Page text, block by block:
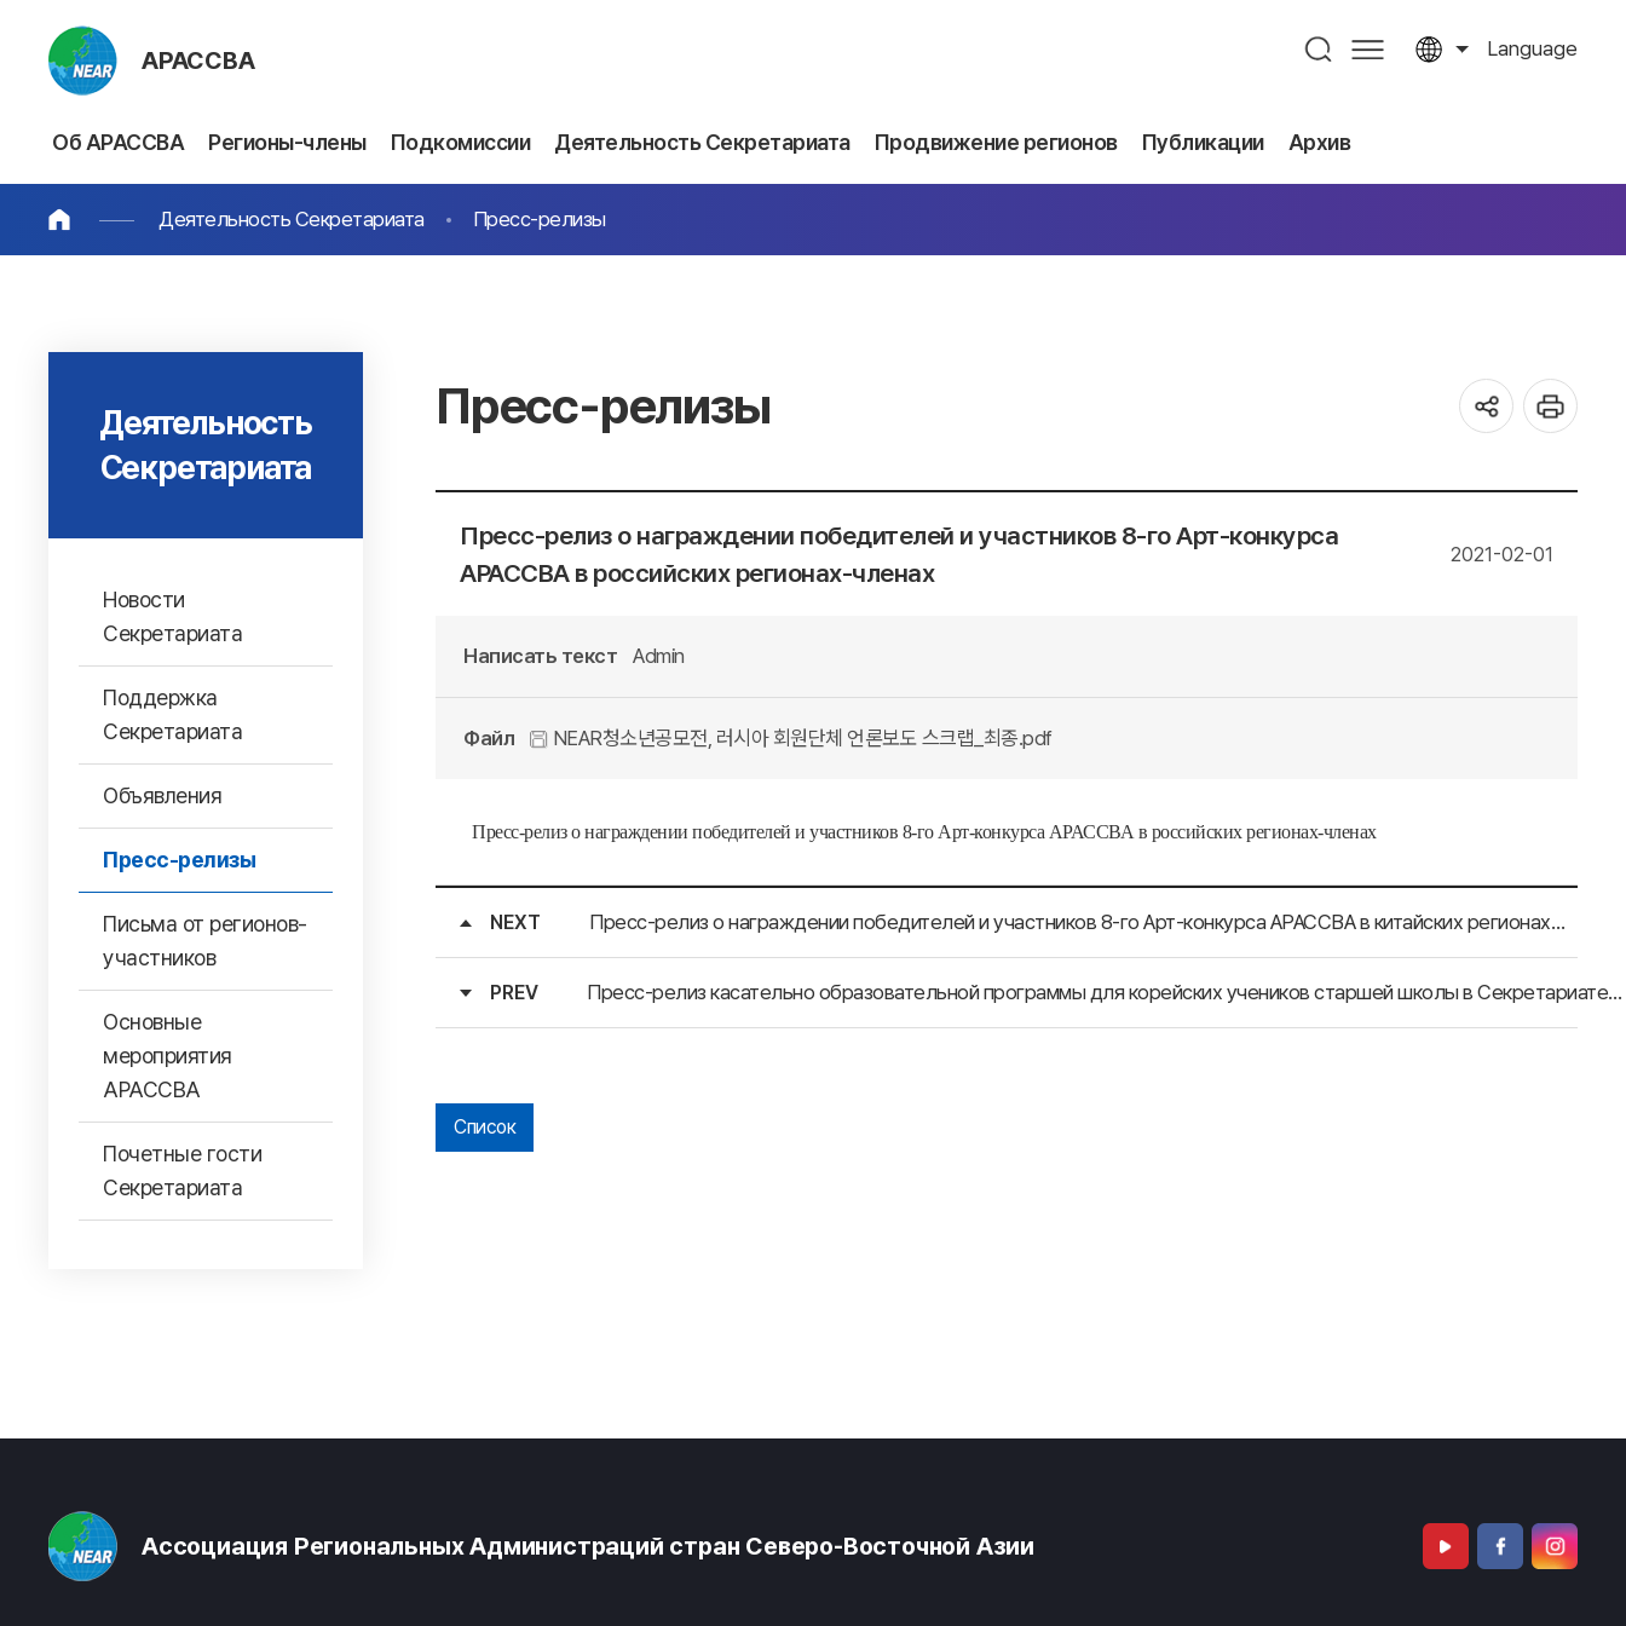
АРАССВА Language
Об АРАССВА Регионы-члены Подкомиссии Деятельность Секретариата Продвижение регионов Публикации Архив
Деятельность Секретариата Пресс-релизы
Деятельность
Секретариата
Новости
Секретариата
Поддержка
Секретариата
Объявления
Пресс-релизы
Письма от регионов-
участников
Основные
мероприятия
АРАССВА
Почетные гости
Секретариата
Пресс-релизы
Пресс-релиз о награждении победителей и участников 8-го Арт-конкурса
АРАССВА в российских регионах-членах
2021-02-01
Написать текст Admin
Файл NEAR청소년공모전, 러시아 회원단체 언론보도 스크랩_최종.pdf
Пресс-релиз о награждении победителей и участников 8-го Арт-конкурса АРАССВА в российских регионах-членах
NEXT Пресс-релиз о награждении победителей и участников 8-го Арт-конкурса АРАССВА в китайских регионах-членах
PREV Пресс-релиз касательно образовательной программы для корейских учеников старшей школы в Секретариате АРАССВА от 12 января 2021 года
Список
Ассоциация Региональных Администраций стран Северо-Восточной Азии